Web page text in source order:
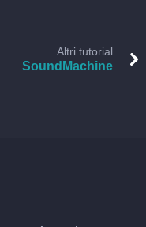
Altri tutorial
SoundMachine